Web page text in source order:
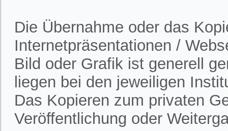
Die Übernahme oder das
Internetpräsentationen /
Bild oder Grafik ist generell
liegen bei den jeweiligen
Das Kopieren zum privaten
Veröffentlichung oder